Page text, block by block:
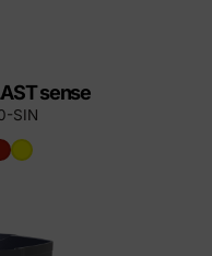
sense
SIN